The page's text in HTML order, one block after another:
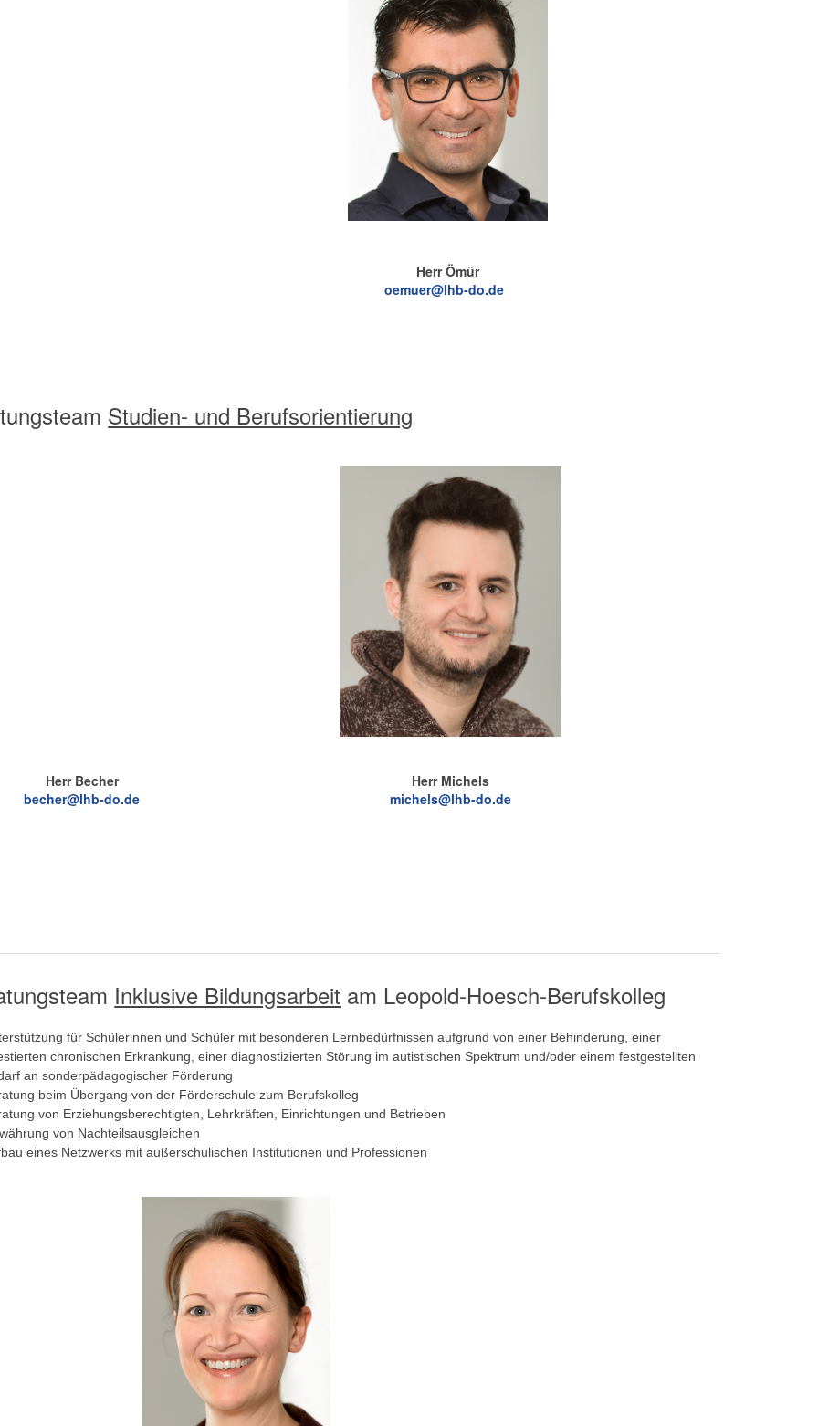
Herr Ömür
oemuer@lhb-do.de
Studien- und Berufsorientierung
Herr Becher
becher@lhb-do.de
Herr Michels
michels@lhb-do.de
Inklusive Bildungsarbeit am Leopold-Hoesch-Berufskolleg
für Schülerinnen und Schüler mit besonderen Lernbedürfnissen aufgrund von einer Behinderung, einer
chronischen Erkrankung, einer diagnostizierten Störung im autistischen Spektrum und/oder einem festgestellten
an sonderpädagogischer Förderung
beim Übergang von der Förderschule zum Berufskolleg
von Erziehungsberechtigten, Lehrkräften, Einrichtungen und Betrieben
von Nachteilsausgleichen
eines Netzwerks mit außerschulischen Institutionen und Professionen